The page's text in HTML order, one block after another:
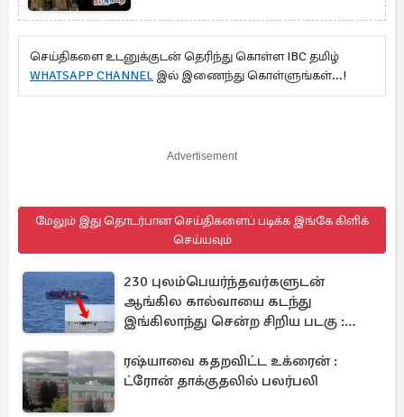
செய்திகளை உடனுக்குடன் தெரிந்து கொள்ள IBC தமிழ்
WHATSAPP CHANNEL இல் இணைந்து கொள்ளுங்கள்...!
Advertisement
மேலும் இது தொடர்பான செய்திகளைப் படிக்க இங்கே கிளிக்
செய்யவும்
230 புலம்பெயர்ந்தவர்களுடன்
ஆங்கில கால்வாயை கடந்து
இங்கிலாந்து சென்ற சிறிய படகு :
ரஷ்யாவை கதறவிட்ட உக்ரைன் :
ட்ரோன் தாக்குதலில் பலர்பலி